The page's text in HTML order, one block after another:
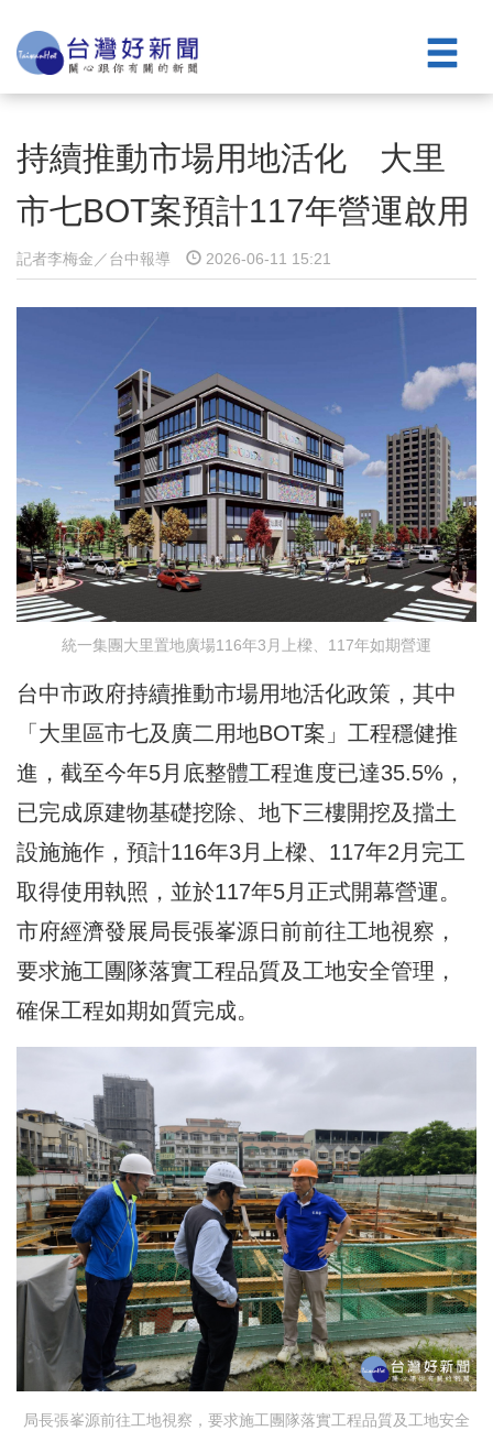
持續推動市場用地活化 大里
市七BOT案預計117年營運啟用
記者李梅金／台中報導 2026-06-11 15:21
統一集團大里置地廣場116年3月上樑、117年如期營運
台中市政府持續推動市場用地活化政策，其中
「大里區市七及廣二用地BOT案」工程穩健推
進，截至今年5月底整體工程進度已達35.5%，
已完成原建物基礎挖除、地下三樓開挖及擋土
設施施作，預計116年3月上樑、117年2月完工
取得使用執照，並於117年5月正式開幕營運。
市府經濟發展局長張峯源日前前往工地視察，
要求施工團隊落實工程品質及工地安全管理，
確保工程如期如質完成。
局長張峯源前往工地視察，要求施工團隊落實工程品質及工地安全